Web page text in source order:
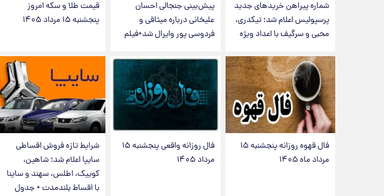
شماره پیراهن خریدهای جدید
پرسپولیس اعلام شد؛ تیکدری،
محبی و سرگیف با اعداد ویژه
پیش‌بینی جنجالی احسان
علیخانی درباره میثاقی و
فردوسی پور وایرال شد+فیلم
قیمت طلا و سکه امروز
پنجشنبه ۱۵ مرداد ۱۴۰۵
فال قهوه روزانه پنجشنبه ۱۵
مرداد ماه ۱۴۰۵
فال روزانه واقعی پنجشنبه ۱۵
مرداد ۱۴۰۵
شرایط تازه فروش اقساطی
سایپا اعلام شد؛ شاهین،
کوییک، اطلس، سهند و ساینا
با اقساط بلندمدت + جدول